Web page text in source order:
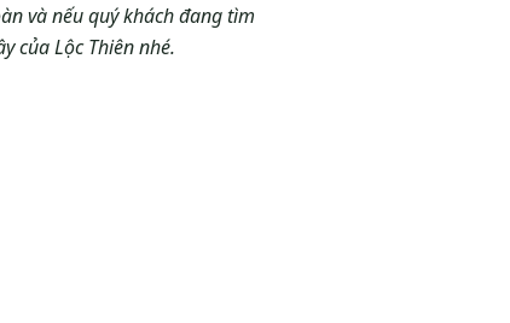
và nếu quý khách đang tìm
của Lộc Thiên nhé.